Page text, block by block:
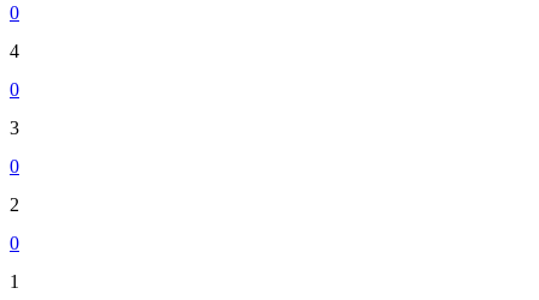
0
4
0
3
0
2
0
1